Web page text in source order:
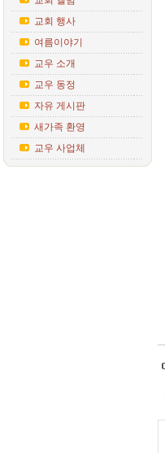
교회 행사
여름이야기
교우 소개
교우 동정
자유 게시판
새가족 환영
교우 사업체